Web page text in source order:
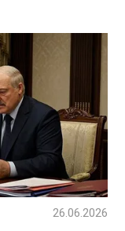
26.06.2026